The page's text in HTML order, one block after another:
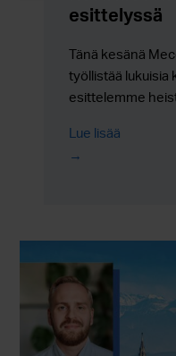
esittelyssä
Tänä kesänä
työllistää lukuisia
esittelemme
Lue lisää